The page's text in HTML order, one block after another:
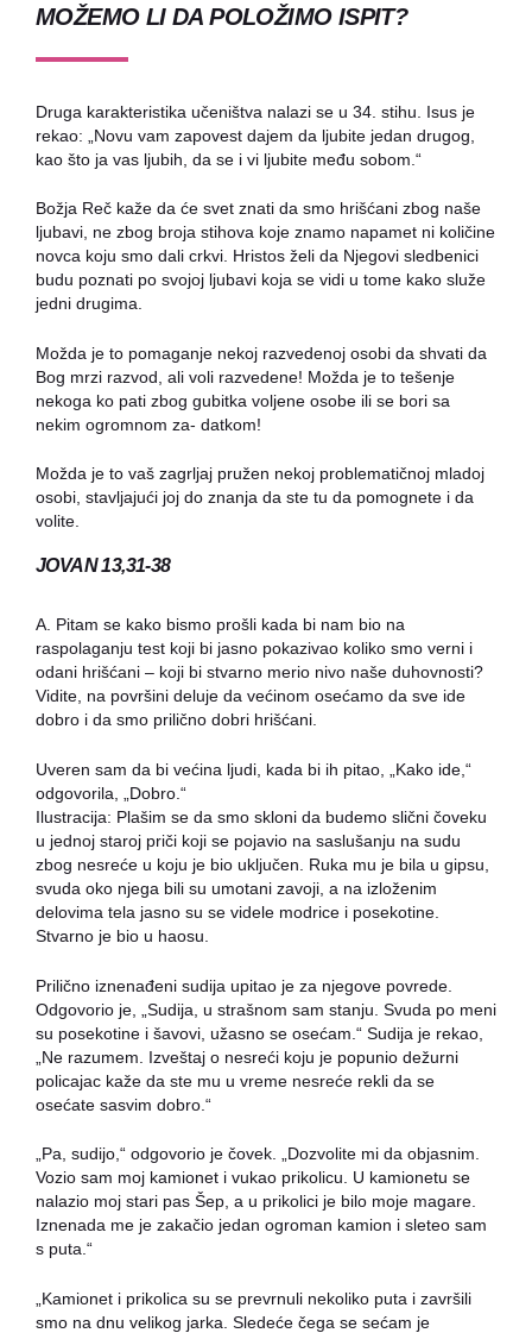
MOŽEMO LI DA POLOŽIMO ISPIT?
Druga karakteristika učeništva nalazi se u 34. stihu. Isus je
rekao: „Novu vam zapovest dajem da ljubite jedan drugog,
kao što ja vas ljubih, da se i vi ljubite među sobom.“
Božja Reč kaže da će svet znati da smo hrišćani zbog naše
ljubavi, ne zbog broja stihova koje znamo napamet ni količine
novca koju smo dali crkvi. Hristos želi da Njegovi sledbenici
budu poznati po svojoj ljubavi koja se vidi u tome kako služe
jedni drugima.
Možda je to pomaganje nekoj razvedenoj osobi da shvati da
Bog mrzi razvod, ali voli razvedene! Možda je to tešenje
nekoga ko pati zbog gubitka voljene osobe ili se bori sa
nekim ogromnom za- datkom!
Možda je to vaš zagrljaj pružen nekoj problematičnoj mladoj
osobi, stavljajući joj do znanja da ste tu da pomognete i da
volite.
JOVAN 13,31-38
A. Pitam se kako bismo prošli kada bi nam bio na
raspolaganju test koji bi jasno pokazivao koliko smo verni i
odani hrišćani – koji bi stvarno merio nivo naše duhovnosti?
Vidite, na površini deluje da većinom osećamo da sve ide
dobro i da smo prilično dobri hrišćani.
Uveren sam da bi većina ljudi, kada bi ih pitao, „Kako ide,“
odgovorila, „Dobro.“
Ilustracija: Plašim se da smo skloni da budemo slični čoveku
u jednoj staroj priči koji se pojavio na saslušanju na sudu
zbog nesreće u koju je bio uključen. Ruka mu je bila u gipsu,
svuda oko njega bili su umotani zavoji, a na izloženim
delovima tela jasno su se videle modrice i posekotine.
Stvarno je bio u haosu.
Prilično iznenađeni sudija upitao je za njegove povrede.
Odgovorio je, „Sudija, u strašnom sam stanju. Svuda po meni
su posekotine i šavovi, užasno se osećam.“ Sudija je rekao,
„Ne razumem. Izveštaj o nesreći koju je popunio dežurni
policajac kaže da ste mu u vreme nesreće rekli da se
osećate sasvim dobro.“
„Pa, sudijo,“ odgovorio je čovek. „Dozvolite mi da objasnim.
Vozio sam moj kamionet i vukao prikolicu. U kamionetu se
nalazio moj stari pas Šep, a u prikolici je bilo moje magare.
Iznenada me je zakačio jedan ogroman kamion i sleteo sam
s puta.“
„Kamionet i prikolica su se prevrnuli nekoliko puta i završili
smo na dnu velikog jarka. Sledeće čega se sećam je